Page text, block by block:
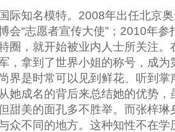
知名模特。2008年出任北京奥
会“志愿者宣传大使”；2010年
，就开始被业内人士所关注。
，拿到了世界小姐的称号，成
界是时常可以见到鲜花、听到
她成名的背后来总结她的优势
甜美的面孔多不胜举。而张梓
众不同的地方。这种知性不在